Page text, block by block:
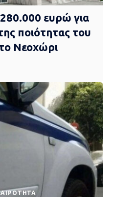
ευρώ για
ποιότητας του
Νεοχώρι